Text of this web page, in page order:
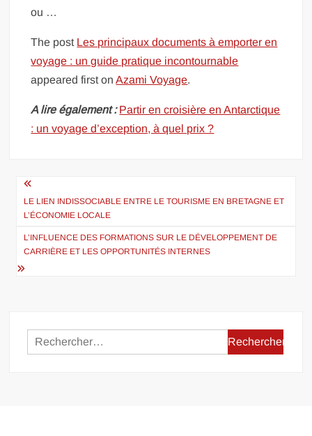
ou …
The post Les principaux documents à emporter en
voyage : un guide pratique incontournable
appeared first onAzami Voyage.
A lire également : Partir en croisière en Antarctique
: un voyage d’exception, à quel prix ?
Navigation
de
l’article
LE LIEN INDISSOCIABLE ENTRE LE TOURISME EN BRETAGNE ET
L’ÉCONOMIE LOCALE
L’INFLUENCE DES FORMATIONS SUR LE DÉVELOPPEMENT DE
CARRIÈRE ET LES OPPORTUNITÉS INTERNES
Rechercher :